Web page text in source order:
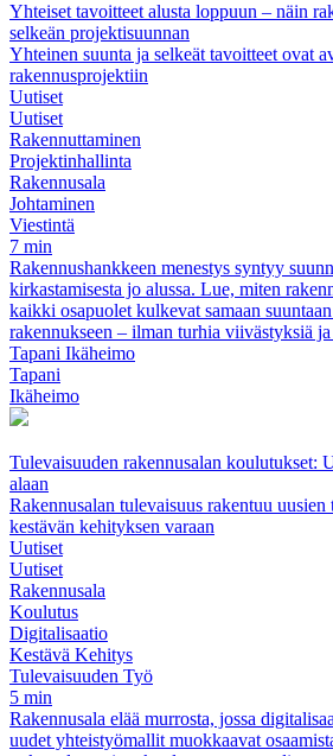
Yhteiset tavoitteet alusta loppuun – näin
selkeän projektisuunnan
Yhteinen suunta ja selkeät tavoitteet ovat
rakennusprojektiin
Uutiset
Uutiset
Rakennuttaminen
Projektinhallinta
Rakennusala
Johtaminen
Viestintä
7 min
Rakennushankkeen menestys syntyy
kirkastamisesta jo alussa. Lue, miten
kaikki osapuolet kulkevat samaan
rakennukseen – ilman turhia viivästyksiä
Tapani Ikäheimo
Tapani
Ikäheimo
Tulevaisuuden rakennusalan koulutukset:
alaan
Rakennusalan tulevaisuus rakentuu
kestävän kehityksen varaan
Uutiset
Uutiset
Rakennusala
Koulutus
Digitalisaatio
Kestävä Kehitys
Tulevaisuuden Työ
5 min
Rakennusala elää murrosta, jossa
uudet yhteistyömallit muokkaavat